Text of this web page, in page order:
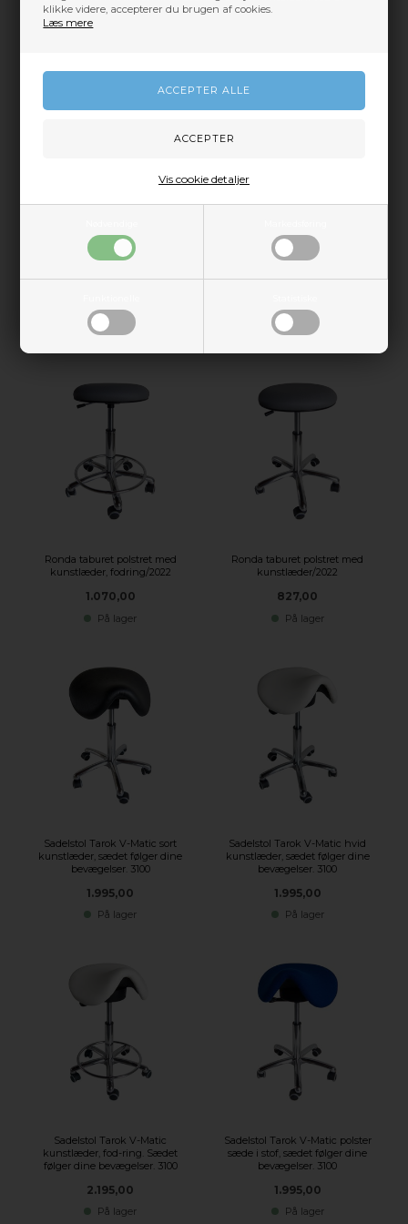
klikke videre, accepterer du brugen af cookies.
Læs mere
Vis cookie detaljer
1.359,00
Ronda taburet ryglæn,
1.359,00
På lager
Ronda taburet med ryglæn,
1.107,00
På lager
Ronda taburet polstret med
kunstlæder, fodring/2022
1.070,00
På lager
Ronda taburet polstret med
kunstlæder/2022
827,00
På lager
Sadelstol Tarok V-Matic sort
kunstlæder, sædet følger dine
bevægelser. 3100
1.995,00
På lager
Sadelstol Tarok V-Matic hvid
kunstlæder, sædet følger dine
bevægelser. 3100
1.995,00
På lager
Sadelstol Tarok V-Matic
kunstlæder, fod-ring. Sædet
følger dine bevægelser. 3100
2.195,00
På lager
Sadelstol Tarok V-Matic polster
sæde i stof, sædet følger dine
bevægelser. 3100
1.995,00
På lager